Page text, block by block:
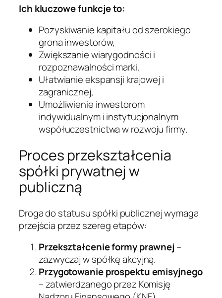
Ich kluczowe funkcje to:
Pozyskiwanie kapitału od szerokiego
grona inwestorów,
Zwiększanie wiarygodności i
rozpoznawalności marki,
Ułatwianie ekspansji krajowej i
zagranicznej,
Umożliwienie inwestorom
indywidualnym i instytucjonalnym
współuczestnictwa w rozwoju firmy.
Proces przekształcenia
spółki prywatnej w
publiczną
Droga do statusu spółki publicznej wymaga
przejścia przez szereg etapów:
Przekształcenie formy prawnej –
zazwyczaj w spółkę akcyjną.
Przygotowanie prospektu emisyjnego
– zatwierdzanego przez Komisję